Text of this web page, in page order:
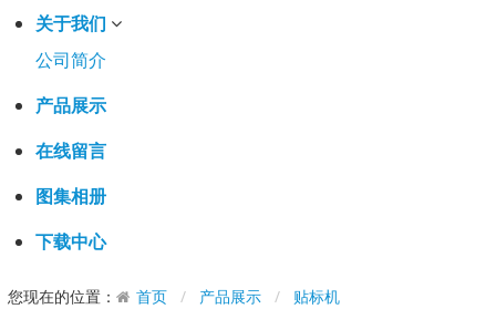
关于我们
公司简介
产品展示
在线留言
图集相册
下载中心
您现在的位置： 首页 产品展示 贴标机